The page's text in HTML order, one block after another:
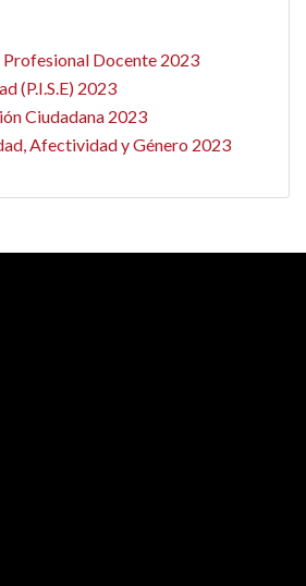
Docente 2023
(P.I.S.E) 2023
Ciudadana 2023
Afectividad y Género 2023